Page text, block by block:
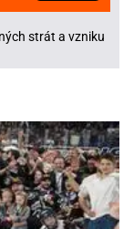
strát a vzniku